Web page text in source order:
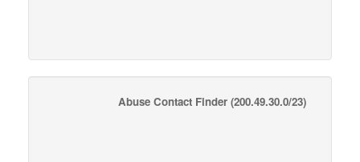
Abuse Contact Finder(200.49.30.0/23)